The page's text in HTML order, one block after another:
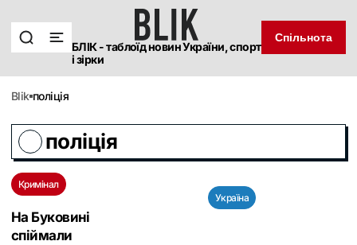
БЛІК - таблоїд новин України, спорт
і зірки
Спільнота
blik поліція
поліція
Кримінал
На Буковині
спіймали
Україна